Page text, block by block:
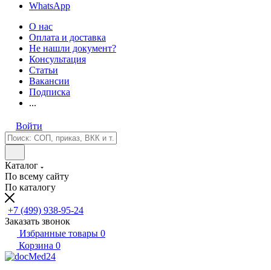
WhatsApp
О нас
Оплата и доставка
Не нашли документ?
Консультация
Статьи
Вакансии
Подписка
...
Войти
Каталог
По всему сайту
По каталогу
+7 (499) 938-95-24
Заказать звонок
Избранные товары 0
Корзина 0